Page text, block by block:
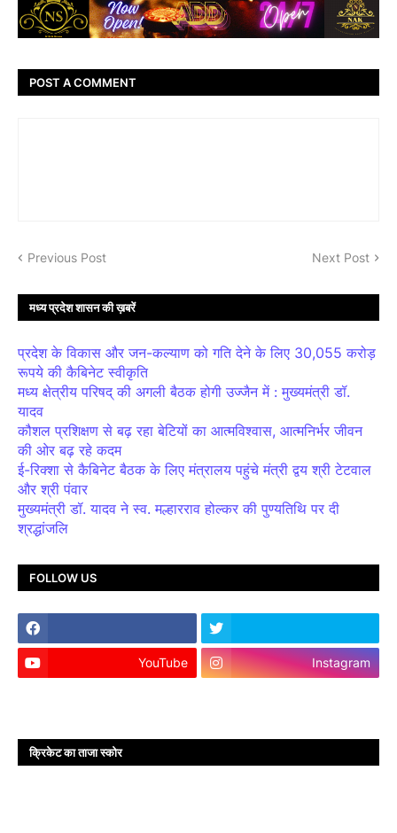
POST A COMMENT
Previous Post Next Post
मध्य प्रदेश शासन की ख़बरें
प्रदेश के विकास और जन-कल्याण को गति देने के लिए 30,055 करोड़
रूपये की कैबिनेट स्वीकृति
मध्य क्षेत्रीय परिषद् की अगली बैठक होगी उज्जैन में : मुख्यमंत्री डॉ.
यादव
कौशल प्रशिक्षण से बढ़ रहा बेटियों का आत्मविश्वास, आत्मनिर्भर जीवन
की ओर बढ़ रहे कदम
ई-रिक्शा से कैबिनेट बैठक के लिए मंत्रालय पहुंचे मंत्री द्वय श्री टेटवाल
और श्री पंवार
मुख्यमंत्री डॉ. यादव ने स्व. मल्हारराव होल्कर की पुण्यतिथि पर दी
श्रद्धांजलि
FOLLOW US
YouTube Instagram
क्रिकेट का ताजा स्कोर